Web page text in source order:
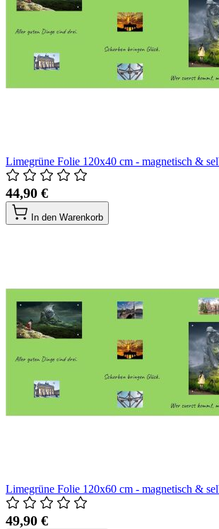
Limegrüne Folie 120x40 cm - magnetisch &
44,90 €
In den Warenkorb
Limegrüne Folie 120x60 cm - magnetisch &
49,90 €